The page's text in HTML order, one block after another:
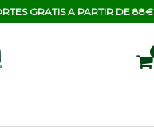
GRATIS A PARTIR DE 88€